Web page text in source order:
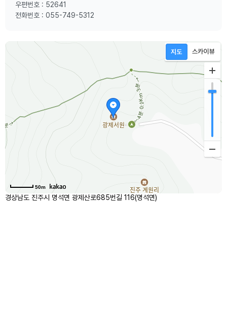
우편번호 : 52641
전화번호 : 055-749-5312
50m
경상남도 진주시 명석면 광제산로685번길 116(명석면)